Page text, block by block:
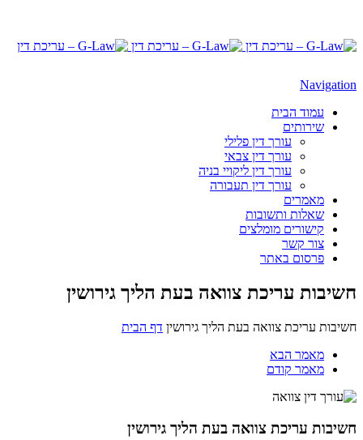
Navigation
עמוד הבית
שירותים
עורך דין פלילי
עורך דין צבאי
עורך דין ליקויי בניה
עורך דין תעבורה
מאמרים
שאלות ותשובות
קישורים מומלצים
צור קשר
פרסום באתר
חשיבות עריכת צוואה בעת הליך גירושין
חשיבות עריכת צוואה בעת הליך גירושין דף הבית
מאמר הבא
מאמר קודם
חשיבות עריכת צוואה בעת הליך גירושין